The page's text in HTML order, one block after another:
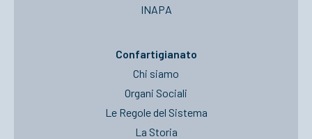
INAPA
Confartigianato
Chi siamo
Organi Sociali
Le Regole del Sistema
La Storia